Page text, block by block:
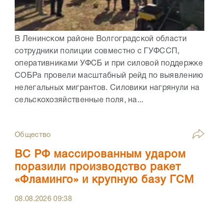
В Ленинском районе Волгоградской области
сотрудники полиции совместно с ГУФССП,
оперативниками УФСБ и при силовой поддержке
СОБРа провели масштабный рейд по выявлению
нелегальных мигрантов. Силовики нагрянули на
сельскохозяйственные поля, на...
Общество
ВС РФ массированным ударом
поразили производство ракет
«Фламинго» и крупную базу ГСМ
08.08.202609:38